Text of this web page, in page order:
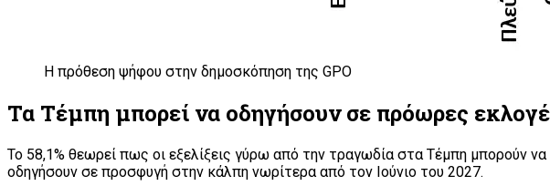
Η πρόθεση ψήφου στην δημοσκόπηση της GPO
Τα Τέμπη μπορεί να οδηγήσουν σε πρόωρες
Το 58,1% θεωρεί πως οι εξελίξεις γύρω από την τραγωδία στα Τέμπη μπορούν
οδηγήσουν σε προσφυγή στην κάλπη νωρίτερα από τον Ιούνιο του 2027.